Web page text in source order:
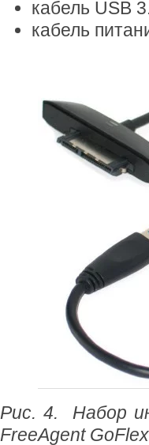
кабель USB
кабель
Рис. 4. Набор
FreeAgent GoFlex